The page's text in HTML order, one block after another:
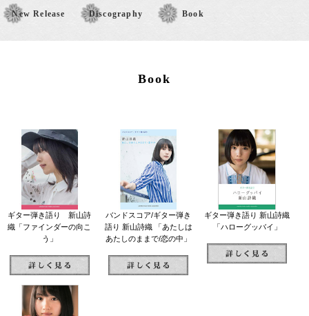
New Release Discography Book
Book
ギター弾き語り 新山詩
織「ファインダーの向こ
う」
バンドスコア/ギター弾き
語り 新山詩織 「あたしは
あたしのままで/恋の中」
ギター弾き語り 新山詩織
「ハローグッバイ」